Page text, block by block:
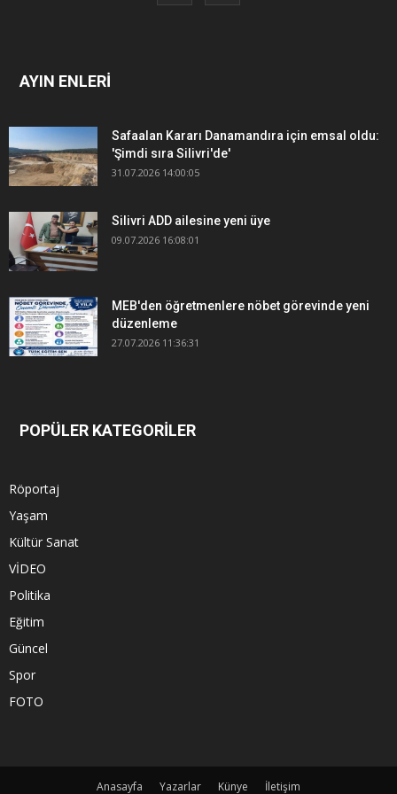
AYIN ENLERİ
Safaalan Kararı Danamandıra için emsal oldu:
'Şimdi sıra Silivri'de'
31.07.2026 14:00:05
Silivri ADD ailesine yeni üye
09.07.2026 16:08:01
MEB'den öğretmenlere nöbet görevinde yeni
düzenleme
27.07.2026 11:36:31
POPÜLER KATEGORİLER
Röportaj
Yaşam
Kültür Sanat
VİDEO
Politika
Eğitim
Güncel
Spor
FOTO
Anasayfa Yazarlar Künye
İletişim